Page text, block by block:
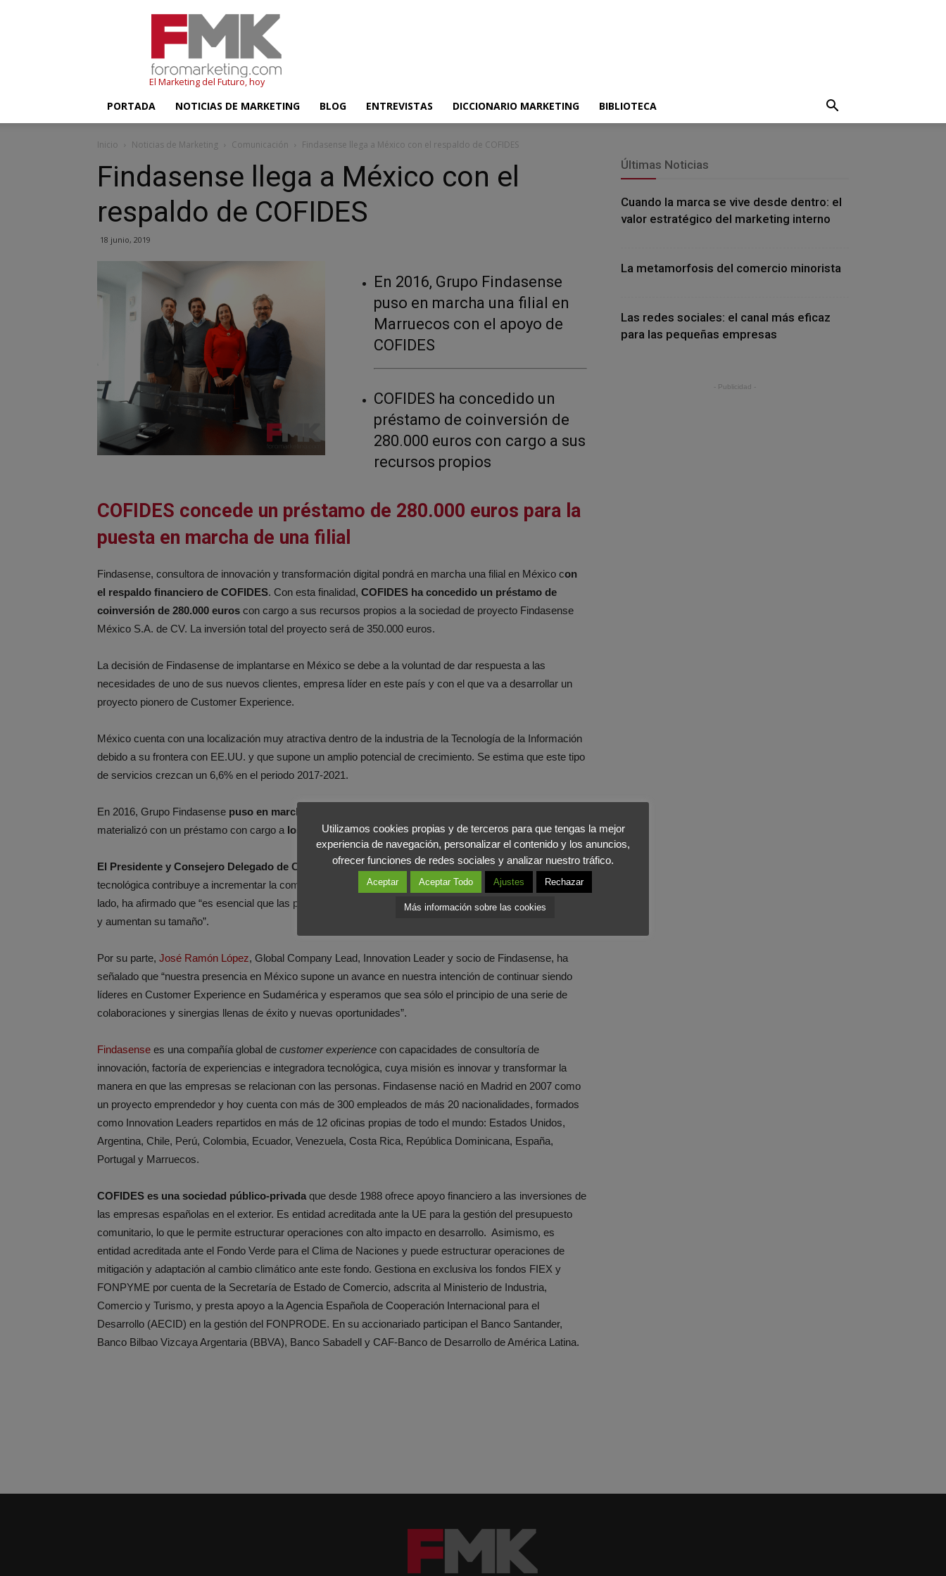
El Marketing del Futuro, hoy
PORTADA NOTICIAS DE MARKETING BLOG ENTREVISTAS DICCIONARIO MARKETING BIBLIOTECA
Inicio Noticias de Marketing Comunicación Findasense llega a México con el respaldo de COFIDES
Findasense llega a México con el
respaldo de COFIDES
18 junio, 2019
En 2016, Grupo Findasense
puso en marcha una filial en
Marruecos con el apoyo de
COFIDES
COFIDES ha concedido un
préstamo de coinversión de
280.000 euros con cargo a sus
recursos propios
COFIDES concede un préstamo de 280.000 euros para la
puesta en marcha de una filial
Findasense, consultora de innovación y transformación digital pondrá en marcha una filial en México con
el respaldo financiero de COFIDES. Con esta finalidad, COFIDES ha concedido un préstamo de
coinversión de 280.000 euros con cargo a sus recursos propios a la sociedad de proyecto Findasense
México S.A. de CV. La inversión total del proyecto será de 350.000 euros.
La decisión de Findasense de implantarse en México se debe a la voluntad de dar respuesta a las
necesidades de uno de sus nuevos clientes, empresa líder en este país y con el que va a desarrollar un
proyecto pionero de Customer Experience.
México cuenta con una localización muy atractiva dentro de la industria de la Tecnología de la Información
debido a su frontera con EE.UU. y que supone un amplio potencial de crecimiento. Se estima que este tipo
de servicios crezcan un 6,6% en el periodo 2017-2021.
En 2016, Grupo Findasense puso en marcha una filial en Marruecos con el apoyo de COFIDES
materializó con un préstamo con cargo a los recursos propios de COFIDES y al FONPYME.
El Presidente y Consejero Delegado de COFIDES, José Luis Curbelo, ha señalado que “la innovación
tecnológica contribuye a incrementar la competitividad en los procesos de internacionalización”. Por otro
lado, ha afirmado que “es esencial que las pymes crezcan en la economía global, ya que así se consolidan
y aumentan su tamaño”.
Por su parte, José Ramón López, Global Company Lead, Innovation Leader y socio de Findasense, ha
señalado que “nuestra presencia en México supone un avance en nuestra intención de continuar siendo
líderes en Customer Experience en Sudamérica y esperamos que sea sólo el principio de una serie de
colaboraciones y sinergias llenas de éxito y nuevas oportunidades”.
Findasense es una compañía global de customer experience con capacidades de consultoría de
innovación, factoría de experiencias e integradora tecnológica, cuya misión es innovar y transformar la
manera en que las empresas se relacionan con las personas. Findasense nació en Madrid en 2007 como
un proyecto emprendedor y hoy cuenta con más de 300 empleados de más 20 nacionalidades, formados
como Innovation Leaders repartidos en más de 12 oficinas propias de todo el mundo: Estados Unidos,
Argentina, Chile, Perú, Colombia, Ecuador, Venezuela, Costa Rica, República Dominicana, España,
Portugal y Marruecos.
COFIDES es una sociedad público-privada que desde 1988 ofrece apoyo financiero a las inversiones de
las empresas españolas en el exterior. Es entidad acreditada ante la UE para la gestión del presupuesto
comunitario, lo que le permite estructurar operaciones con alto impacto en desarrollo. Asimismo, es
entidad acreditada ante el Fondo Verde para el Clima de Naciones y puede estructurar operaciones de
mitigación y adaptación al cambio climático ante este fondo. Gestiona en exclusiva los fondos FIEX y
FONPYME por cuenta de la Secretaría de Estado de Comercio, adscrita al Ministerio de Industria,
Comercio y Turismo, y presta apoyo a la Agencia Española de Cooperación Internacional para el
Desarrollo (AECID) en la gestión del FONPRODE. En su accionariado participan el Banco Santander,
Banco Bilbao Vizcaya Argentaria (BBVA), Banco Sabadell y CAF-Banco de Desarrollo de América Latina.
Últimas Noticias
Cuando la marca se vive desde dentro: el
valor estratégico del marketing interno
La metamorfosis del comercio minorista
Las redes sociales: el canal más eficaz
para las pequeñas empresas
- Publicidad -
Utilizamos cookies propias y de terceros para que tengas la mejor
experiencia de navegación, personalizar el contenido y los anuncios,
ofrecer funciones de redes sociales y analizar nuestro tráfico.
Aceptar Aceptar Todo Ajustes Rechazar
Más información sobre las cookies